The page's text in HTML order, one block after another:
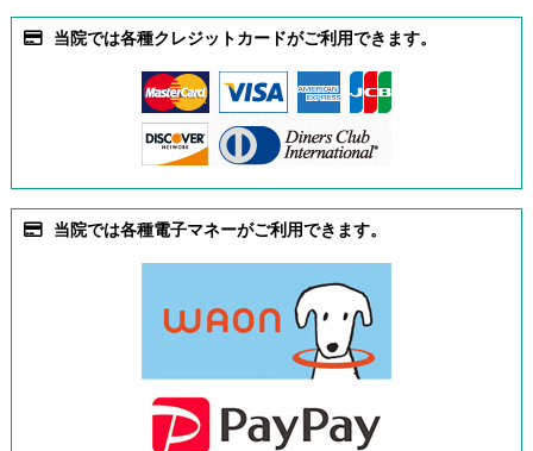
当院では各種クレジットカードがご利用できます。
当院では各種電子マネーがご利用できます。